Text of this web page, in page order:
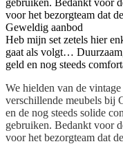
voor het bezorgteam dat
Geweldig aanbod
Heb mijn set zetels hier
gaat als volgt…
geld en nog steeds
We hielden van de
verschillende meubels bij
en de nog steeds solide
gebruiken. Bedankt voor
voor het bezorgteam dat